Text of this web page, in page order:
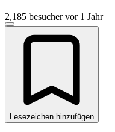
2,185 besucher vor 1 Jahr
Lesezeichen hinzufügen